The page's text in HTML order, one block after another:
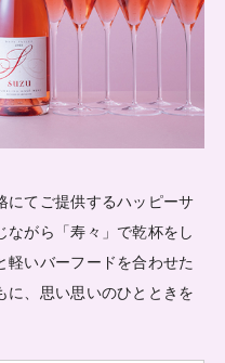
にてご提供するハッピーサ
ながら「寿々」で乾杯をし
軽いバーフードを合わせた
に、思い思いのひとときを